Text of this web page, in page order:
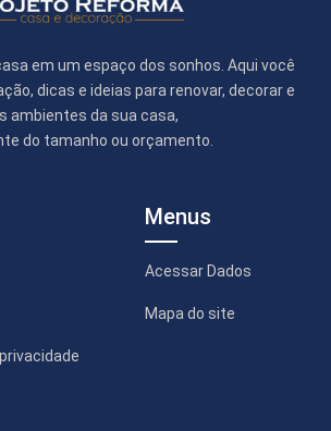
em um espaço dos sonhos. Aqui você
dicas e ideias para renovar, decorar e
ambientes da sua casa,
do tamanho ou orçamento.
Menus
Acessar Dados
Mapa do site